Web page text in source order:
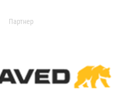
Партнер